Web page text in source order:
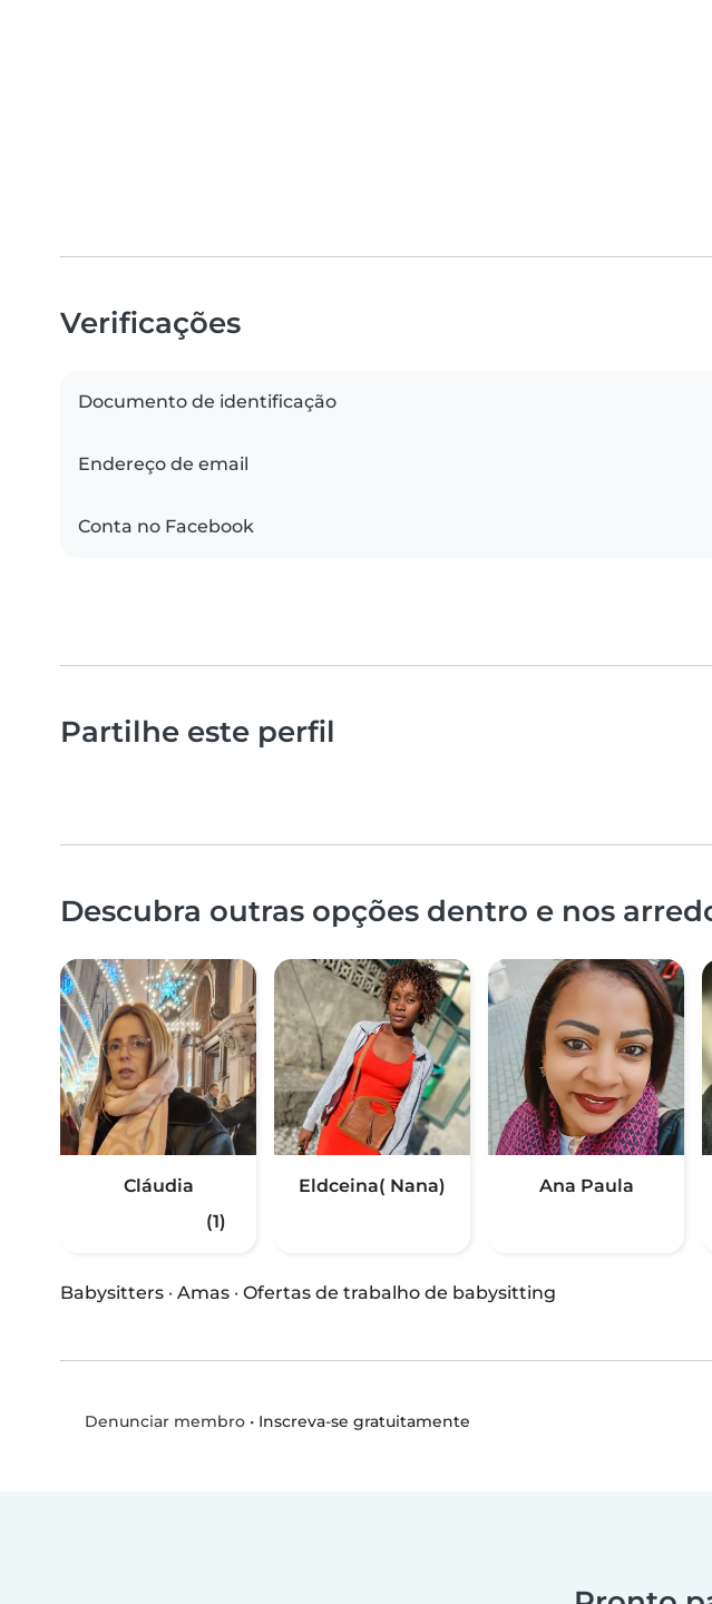
Verificações
Documento de identificação
Endereço de email
Conta no Facebook
Partilhe este perfil
Descubra outras opções dentro e nos
Cláudia
(1)
Eldceina( Nana) Ana Paula
Babysitters · Amas · Ofertas de trabalho de babysitting
Denunciar membro• Inscreva-se gratuitamente